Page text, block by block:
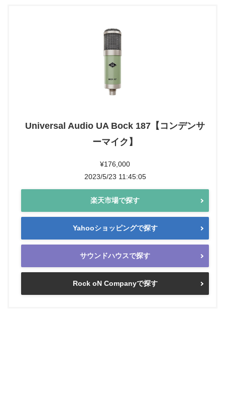
Universal Audio UA Bock 187【コンデンサ
ーマイク】
¥176,000
2023/5/23 11:45:05
楽天市場で探す
Yahooショッピングで探す
サウンドハウスで探す
Rock oN Companyで探す